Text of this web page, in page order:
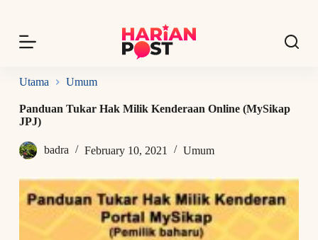
p
o
o
n
n
Utama Umum
Panduan Tukar Hak Milik Kenderaan Online (MySikap
JPJ)
badra February 10, 2021 Umum